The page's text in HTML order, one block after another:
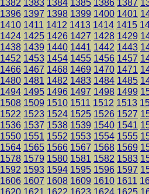
1382 1383 1384 1385 1386 1387
1396 1397 1398 1399 1400 1401
1410 1411 1412 1413 1414 1415
1424 1425 1426 1427 1428 1429
1438 1439 1440 1441 1442 1443
1452 1453 1454 1455 1456 1457
1466 1467 1468 1469 1470 1471
1480 1481 1482 1483 1484 1485
1494 1495 1496 1497 1498 1499
1508 1509 1510 1511 1512 1513
1522 1523 1524 1525 1526 1527
1536 1537 1538 1539 1540 1541
1550 1551 1552 1553 1554 1555
1564 1565 1566 1567 1568 1569
1578 1579 1580 1581 1582 1583
1592 1593 1594 1595 1596 1597
1606 1607 1608 1609 1610 1611
1620 1621 1622 1623 1624 1625